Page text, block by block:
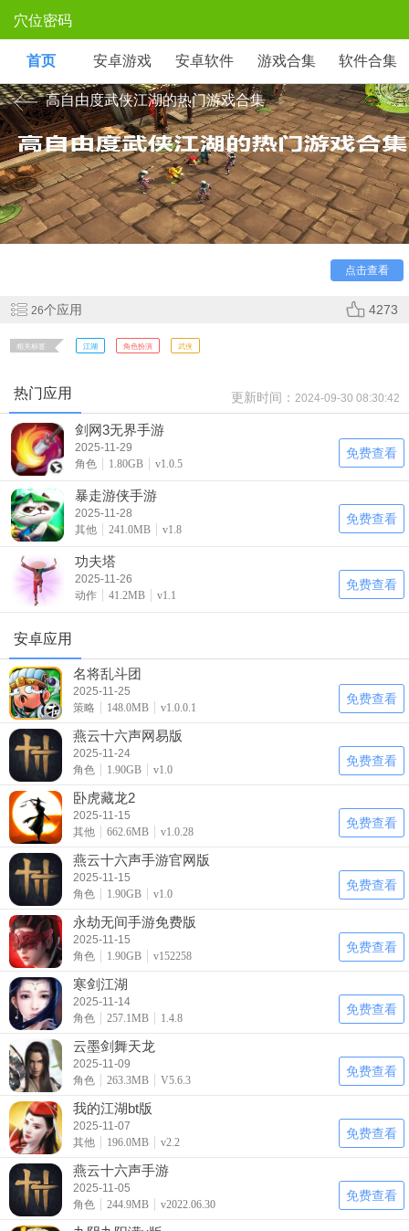
穴位密码
首页 安卓游戏 安卓软件 游戏合集 软件合集
高自由度武侠江湖的热门游戏合集
点击查看
江湖作为玩家们小时候在无数书籍以及电视剧当中看到的
名词，心中肯定都对他有着一个模模糊糊的概念。这次帮助大
家整理的游戏，让你能够来到一个真实的江湖，在这里化身一
代豪侠，行侠仗义，仗剑江湖。心动了吗？快来其中一探究竟
吧！
26个应用 4273
相关标签 江湖 角色扮演 武侠
热门应用 更新时间： 2024-09-30 08:30:42
剑网3无界手游
2025-11-29
角色
1.80GB v1.0.5
免费查看
暴走游侠手游
2025-11-28
其他
241.0MB v1.8
免费查看
功夫塔
2025-11-26
动作
41.2MB v1.1
免费查看
安卓应用
名将乱斗团
2025-11-25
策略
148.0MB v1.0.0.1
免费查看
燕云十六声网易版
2025-11-24
角色
1.90GB v1.0
免费查看
卧虎藏龙2
2025-11-15
其他
662.6MB v1.0.28
免费查看
燕云十六声手游官网版
2025-11-15
角色
1.90GB v1.0
免费查看
永劫无间手游免费版
2025-11-15
角色
1.90GB v152258
免费查看
寒剑江湖
2025-11-14
角色
257.1MB 1.4.8
免费查看
云墨剑舞天龙
2025-11-09
角色
263.3MB V5.6.3
免费查看
我的江湖bt版
2025-11-07
其他
196.0MB v2.2
免费查看
燕云十六声手游
2025-11-05
角色
244.9MB v2022.06.30
免费查看